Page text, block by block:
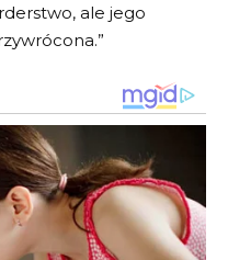
ale jego